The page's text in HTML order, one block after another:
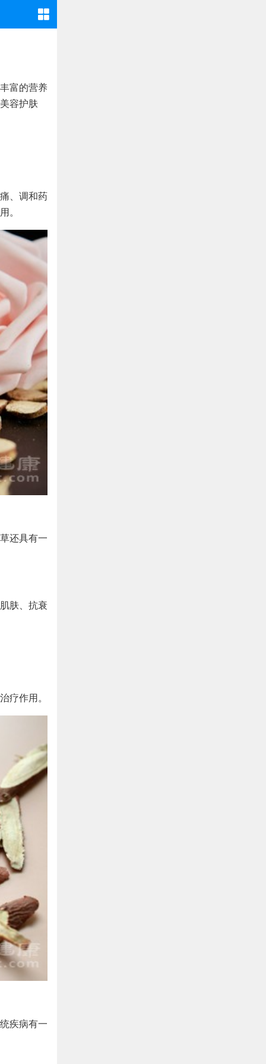
富的营养
容护肤
、调和药
。
还具有一
肤、抗衰
疗作用。
疾病有一